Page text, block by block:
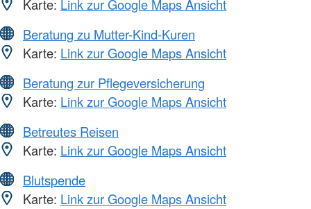
Karte: Link zur Google Maps Ansicht
Beratung zu Mutter-Kind-Kuren
Karte: Link zur Google Maps Ansicht
Beratung zur Pflegeversicherung
Karte: Link zur Google Maps Ansicht
Betreutes Reisen
Karte: Link zur Google Maps Ansicht
Blutspende
Karte: Link zur Google Maps Ansicht